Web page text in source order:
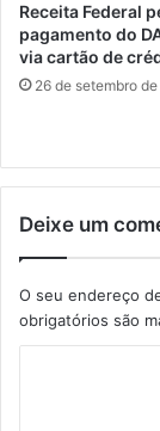
Receita Federal
pagamento do
via cartão de
26 de setembro
Deixe um
O seu endereço
obrigatórios são